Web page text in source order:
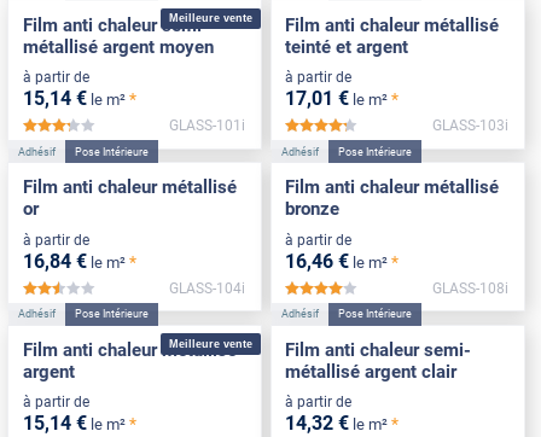
Meilleure vente
Film anti chaleur semi-
métallisé argent moyen
à partir de
15,14 € le m² *
*****
GLASS-101i
Film anti chaleur métallisé
teinté et argent
à partir de
17,01 € le m² *
*****
GLASS-103i
Adhésif Pose Intérieure
Film anti chaleur métallisé
or
à partir de
16,84 € le m² *
*****
GLASS-104i
Adhésif Pose Intérieure
Film anti chaleur métallisé
bronze
à partir de
16,46 € le m² *
*****
GLASS-108i
Meilleure vente
Adhésif Pose Intérieure
Film anti chaleur métallisé
argent
à partir de
15,14 € le m² *
Adhésif Pose Intérieure
Film anti chaleur semi-
métallisé argent clair
à partir de
14,32 € le m² *